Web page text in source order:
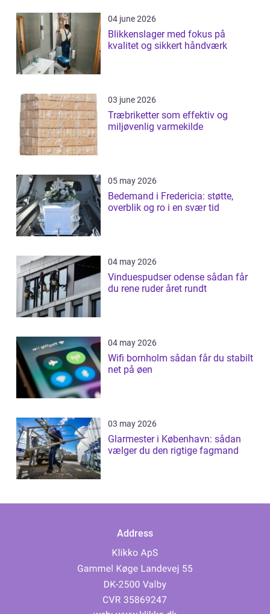
04 june 2026
Blikkenslager med fokus på
kvalitet og sikkert håndværk
03 june 2026
Træbriketter som effektiv og
miljøvenlig varmekilde
05 may 2026
Bedemand i Fredericia: støtte,
overblik og ro i en svær tid
04 may 2026
Vinduespudser odense sådan får
du rene ruder året rundt
04 may 2026
Wifi bornholm sådan får du stabilt
net på øen
03 may 2026
Glarmester i København: sådan
vælger du den rigtige fagmand
Address